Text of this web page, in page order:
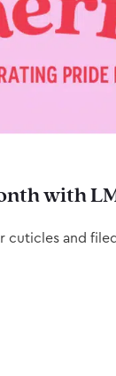
with
cuticles and